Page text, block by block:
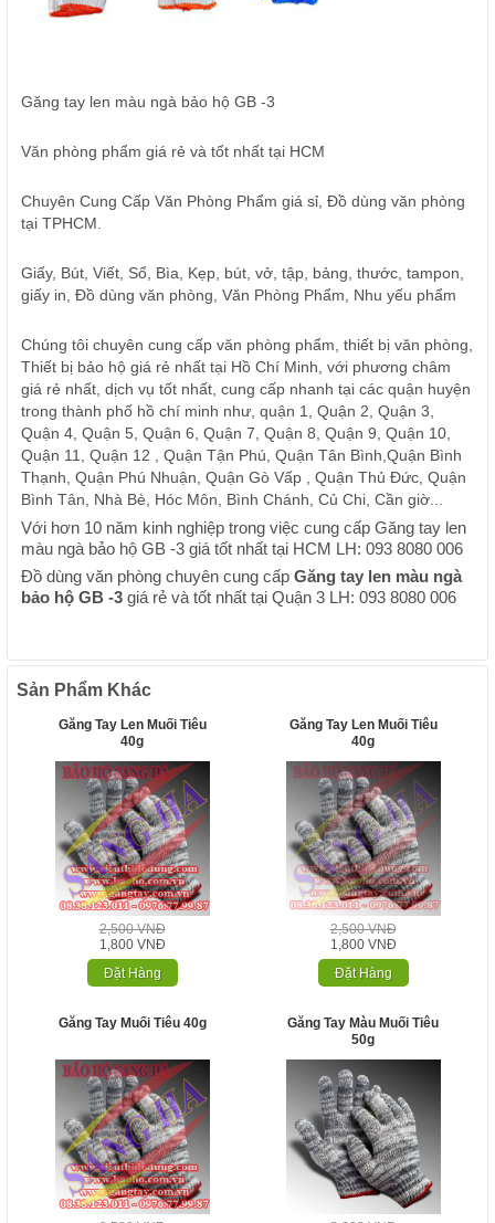
Găng tay len màu ngà bảo hộ GB -3
Văn phòng phẩm giá rẻ và tốt nhất tại HCM
Chuyên Cung Cấp Văn Phòng Phẩm giá sỉ, Đồ dùng văn phòng
tại TPHCM.
Giấy, Bút, Viết, Sổ, Bìa, Kẹp, bút, vở, tập, bảng, thước, tampon,
giấy in, Đồ dùng văn phòng, Văn Phòng Phẩm, Nhu yếu phẩm
Chúng tôi chuyên cung cấp văn phòng phẩm, thiết bị văn phòng,
Thiết bị bảo hộ giá rẻ nhất tại Hồ Chí Minh, với phương châm
giá rẻ nhất, dịch vụ tốt nhất, cung cấp nhanh tại các quận huyện
trong thành phố hồ chí minh như, quận 1, Quận 2, Quận 3,
Quận 4, Quận 5, Quận 6, Quận 7, Quận 8, Quận 9, Quận 10,
Quận 11, Quận 12 , Quận Tận Phú, Quận Tân Bình,Quận Bình
Thạnh, Quận Phú Nhuận, Quận Gò Vấp , Quận Thủ Đức, Quận
Bình Tân, Nhà Bè, Hóc Môn, Bình Chánh, Củ Chi, Cần giờ...
Với hơn 10 năm kinh nghiệp trong việc cung cấp Găng tay len
màu ngà bảo hộ GB -3 giá tốt nhất tại HCM LH: 093 8080 006
Đồ dùng văn phòng chuyên cung cấpGăng tay len màu ngà
bảo hộ GB -3 giá rẻ và tốt nhất tại Quận 3 LH: 093 8080 006
Sản Phẩm Khác
Găng Tay Len Muối Tiêu
40g
2,500 VNĐ
1,800 VNĐ
Đặt Hàng
Găng Tay Len Muối Tiêu
40g
2,500 VNĐ
1,800 VNĐ
Đặt Hàng
Găng Tay Muối Tiêu 40g
Găng Tay Màu Muối Tiêu
50g